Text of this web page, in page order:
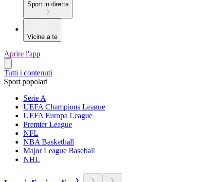
Sport in diretta
Vicine a te
Aprire l'app
Tutti i contenuti
Sport popolari
Serie A
UEFA Champions League
UEFA Europa League
Premier League
NFL
NBA Basketball
Major League Baseball
NHL